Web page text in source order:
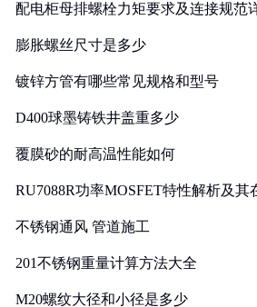
配电柜母排螺栓力矩要求及连接规范
膨胀螺丝尺寸是多少
镀锌方管有哪些常见规格和型号
D400球墨铸铁井盖重多少
覆膜砂的耐高温性能如何
RU7088R功率MOSFET特性解析及其
不锈钢通风 管道施工
201不锈钢重量计算方法大全
M20螺纹大径和小径是多少